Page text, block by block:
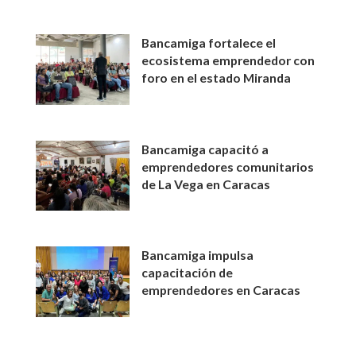
Bancamiga fortalece el
ecosistema emprendedor con
foro en el estado Miranda
Bancamiga capacitó a
emprendedores comunitarios
de La Vega en Caracas
Bancamiga impulsa
capacitación de
emprendedores en Caracas